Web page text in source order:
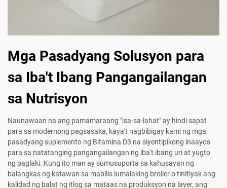
Mga Pasadyang Solusyon para
sa Iba't Ibang Pangangailangan
sa Nutrisyon
Naunawaan na ang pamamaraang "isa-sa-lahat" ay hindi sapat
para sa modernong pagsasaka, kaya't nagbibigay kami ng mga
pasadyang suplemento ng Bitamina D3 na siyentipikong inaayos
para sa natatanging pangangailangan ng iba't ibang uri at yugto
ng paglaki. Kung ito man ay sumusuporta sa kahusayan ng
balangkas ng katawan sa mabilis lumalaking broiler o tinitiyak ang
kalidad ng balat ng itlog sa mataas na produksyon na layer, ang